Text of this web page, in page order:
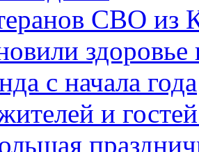
СВО из
с начала года
и